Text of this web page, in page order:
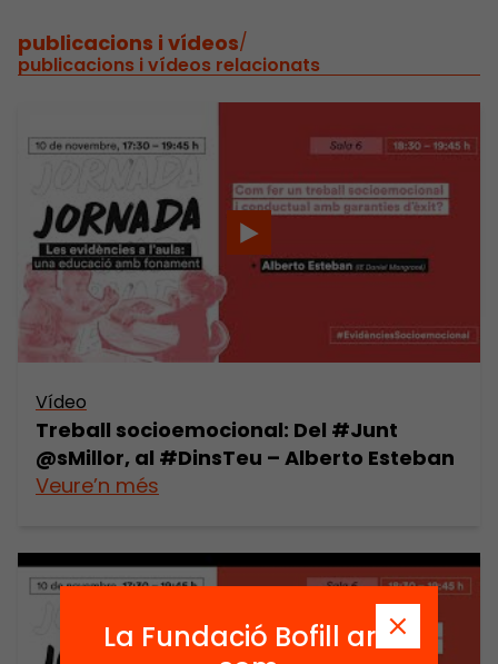
publicacions i vídeos/
publicacions i vídeos relacionats
Vídeo
Treball socioemocional: Del #Junt​
@sMillor, al #DinsTeu​ – Alberto Esteban
Veure’n més
La Fundació Bofill ara